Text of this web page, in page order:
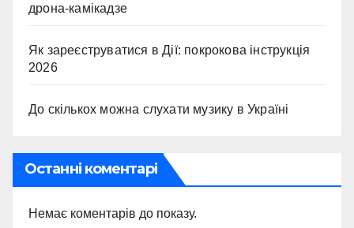
дрона-камікадзе
Як зареєструватися в Дії: покрокова інструкція
2026
До скількох можна слухати музику в Україні
Останні коментарі
Немає коментарів до показу.